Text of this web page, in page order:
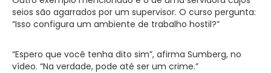
seios são agarrados por um supervisor. O curso pergunta:
“Isso configura um ambiente de trabalho hostil?”
“Espero que você tenha dito sim”, afirma Sumberg, no
vídeo. “Na verdade, pode até ser um crime.”